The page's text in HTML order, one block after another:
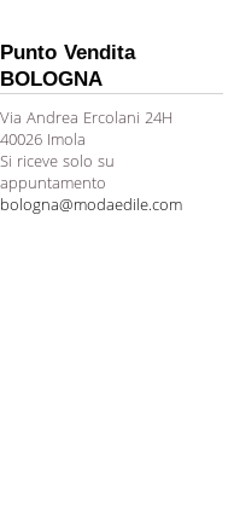
Punto Vendita
BOLOGNA
Via Andrea Ercolani 24H
40026 Imola
Si riceve solo su
appuntamento
bologna@modaedile.com